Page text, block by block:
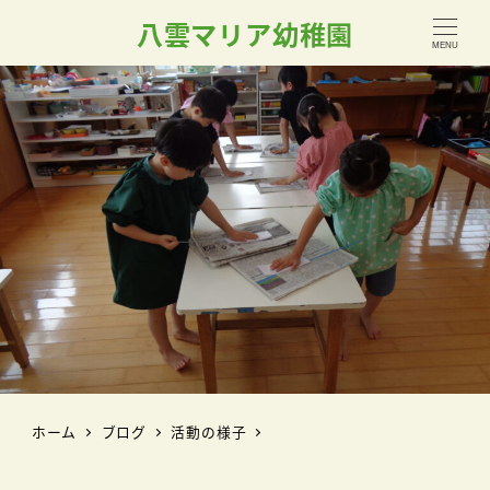
八雲マリア幼稚園 MENU
ホーム ブログ 活動の様子